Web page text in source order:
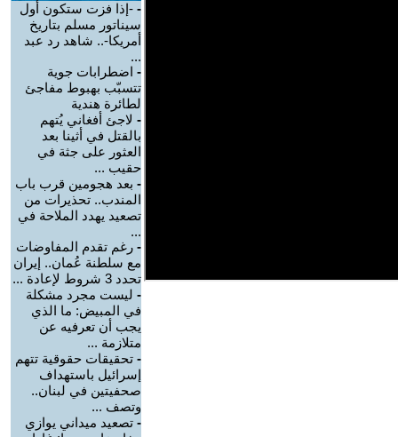
- -إذا فزت ستكون أول
سيناتور مسلم بتاريخ
أمريكا-.. شاهد رد عبد
...
- اضطرابات جوية
تتسبّب بهبوط مفاجئ
لطائرة هندية
- لاجئ أفغاني يُتهم
بالقتل في أثينا بعد
العثور على جثة في
حقيب ...
- بعد هجومين قرب باب
المندب.. تحذيرات من
تصعيد يهدد الملاحة في
...
- رغم تقدم المفاوضات
مع سلطنة عُمان.. إيران
تحدد 3 شروط لإعادة ...
- ليست مجرد مشكلة
في المبيض: ما الذي
يجب أن تعرفيه عن
متلازمة ...
- تحقيقات حقوقية تتهم
إسرائيل باستهداف
صحفيتين في لبنان..
وتصف ...
- تصعيد ميداني يوازي